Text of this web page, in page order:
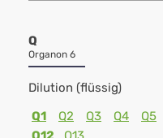
Q
Organon 6
Dilution (flüssig)
Q1
Q2 Q3 Q4 Q5